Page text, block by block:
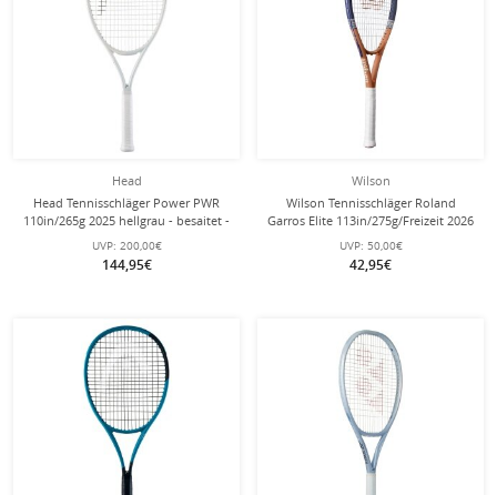
Head
Head Tennisschläger Power PWR
110in/265g 2025 hellgrau - besaitet -
UVP: 200,00€
144,95€
Wilson
Wilson Tennisschläger Roland
Garros Elite 113in/275g/Freizeit 2026
UVP: 50,00€
42,95€